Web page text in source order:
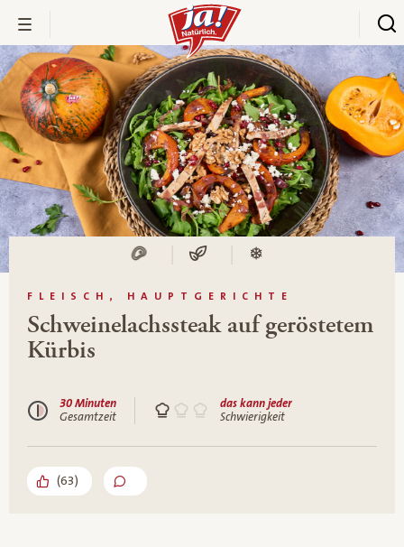
FLEISCH, HAUPTGERICHTE
Schweinelachssteak auf geröstetem
Kürbis
30 Minuten
Gesamtzeit
das kann jeder
Schwierigkeit
(63)